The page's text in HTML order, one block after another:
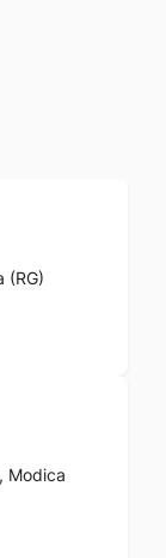
(RG)
Modica